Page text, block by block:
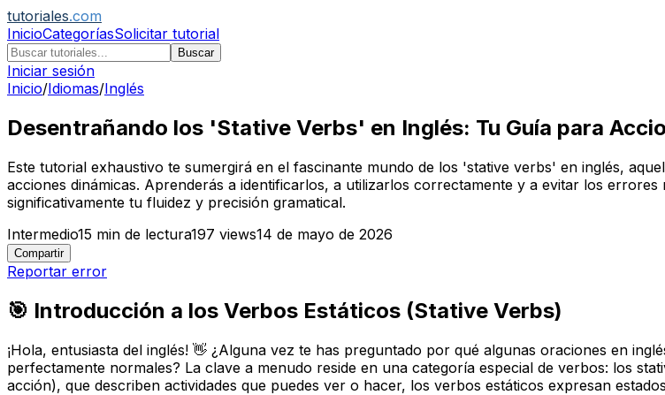
tutoriales.com
InicioCategoríasSolicitar tutorial
Buscar
Iniciar sesión
Inicio/Idiomas/Inglés
Desentrañando los 'Stative Verbs' en Inglés: Tu Guía para
Este tutorial exhaustivo te sumergirá en el fascinante mundo de los 'stative verbs' en inglés,
acciones dinámicas. Aprenderás a identificarlos, a utilizarlos correctamente y a evitar los
significativamente tu fluidez y precisión gramatical.
Intermedio15 min de lectura197 views14 de mayo de 2026
Compartir
Reportar error
🎯 Introducción a los Verbos Estáticos (Stative Verbs)
¡Hola, entusiasta del inglés! 👋 ¿Alguna vez te has preguntado por qué algunas oraciones en
perfectamente normales? La clave a menudo reside en una categoría especial de verbos: los
acción), que describen actividades que puedes ver o hacer, los verbos estáticos expresan